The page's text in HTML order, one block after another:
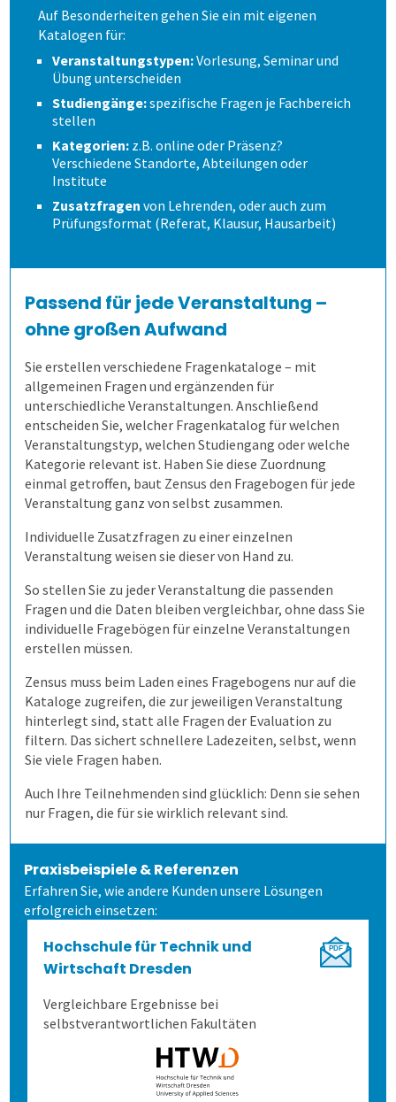
Sicherer Zugang
Wandel im Blick behalten
Fernsteuerung
Universitäten
Hochschulen
Duales Studium
Kunst und Musik
Allen, die evaluieren!
Moodle
individuelle Lösung
academyFIVE
Einführungsbegleitung
Cloud oder vor Ort
Leichter Datenimport
Einstiegsschulungen
Schulungen für Fortgeschrittene
Demoversion
Prüfungen
Prüfungsprozess
1. Aufgaben verwalten
Aufgaben gemeinsam nutzen
Formeln und Sonderzeichen
Selbstgewählte Filterkriterien
2. Prüfung zusammenstellen
Die Blaupause
Flexible Notenstufen
Eigene Bepunktungsregeln
Abschreiben verhindern
Prüflinge anlegen
Bequeme Onlineprüfungen
4. Auf Papier prüfen
Rechtssichere Prüfungen
Massenprüfungen bewältigen
Fehler vermeiden
Transparenz schaffen
5. Ergebnisse erzeugen
Ergebnistabelle
Qualitätsdaten
Ergebnisbericht
Lösungen
Aufgabenverwaltung Frida
Scannerkorrektur Klaus Papier
Onlineprüfungen Klaus Online
Demoversion
Schulungen
Einstieg
Fortgeschritten
Extras
ILIAS
Befragungen
Befragung mit QuestorPro
Unternehmen
360-Grad-Feedback
Kundenbefragung
Patientenbefragung
Ärzte- und Pflegebefragung
Versorgungsqualität messen
1. Alle Befragungsarten
Punktuelle Meinungsumfrage
Bürgerumfragen
Bürgerbeteiligung
Studierendenbefragung
Panelbefragung
Wahlen
Weitere Befragungsprozesse
2. Befragung vorbereiten
Befragungsart wählen
Daten importieren
Fragebogen erstellen
3. Daten erheben
Auf Papier befragen
Online befragen
Hybrid befragen
4. Bögen erfassen
Fragebögen einscannen
Qualität der Erfassung prüfen
Freitextantworten erfassen
5. Ergebnisse generieren
Daten detailliert auswerten
Zusammenhänge erkennen
Daten weiterverarbeiten
Lösung
QuestorPro
Demoversion
Schulungen
Einstieg
Fortgeschritten
Extras
Mehrsprachige Fragebögen
Selbstgestaltete Fragebögen
Audit-Log
Dienstleistungen
Kontakt
Kontakt
Auf Besonderheiten gehen Sie ein mit eigenen
Katalogen für:
Veranstaltungstypen:Vorlesung, Seminar und
Übung unterscheiden
Studiengänge:spezifische Fragen je Fachbereich
stellen
Kategorien: z.B. online oder Präsenz?
Verschiedene Standorte, Abteilungen oder
Institute
Zusatzfragen von Lehrenden, oder auch zum
Prüfungsformat (Referat, Klausur, Hausarbeit)
Passend für jede Veranstaltung –
ohne großen Aufwand
Sie erstellen verschiedene Fragenkataloge – mit
allgemeinen Fragen und ergänzenden für
unterschiedliche Veranstaltungen. Anschließend
entscheiden Sie, welcher Fragenkatalog für welchen
Veranstaltungstyp, welchen Studiengang oder welche
Kategorie relevant ist. Haben Sie diese Zuordnung
einmal getroffen, baut Zensus den Fragebogen für jede
Veranstaltung ganz von selbst zusammen.
Individuelle Zusatzfragen zu einer einzelnen
Veranstaltung weisen sie dieser von Hand zu.
So stellen Sie zu jeder Veranstaltung die passenden
Fragen und die Daten bleiben vergleichbar, ohne dass Sie
individuelle Fragebögen für einzelne Veranstaltungen
erstellen müssen.
Zensus muss beim Laden eines Fragebogens nur auf die
Kataloge zugreifen, die zur jeweiligen Veranstaltung
hinterlegt sind, statt alle Fragen der Evaluation zu
filtern. Das sichert schnellere Ladezeiten, selbst, wenn
Sie viele Fragen haben.
Auch Ihre Teilnehmenden sind glücklich: Denn sie sehen
nur Fragen, die für sie wirklich relevant sind.
Praxisbeispiele & Referenzen
Erfahren Sie, wie andere Kunden unsere Lösungen
erfolgreich einsetzen:
Hochschule für Technik und
Wirtschaft Dresden
Vergleichbare Ergebnisse bei
selbstverantwortlichen Fakultäten